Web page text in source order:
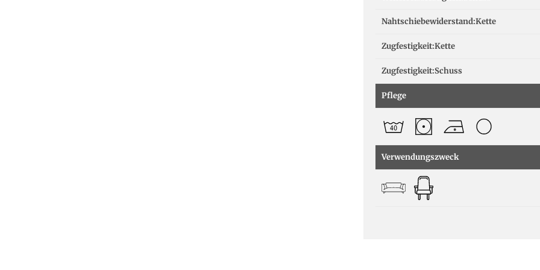
Nahtschiebewiderstand:Kette
Zugfestigkeit:Kette
Zugfestigkeit:Schuss
Pflege
Verwendungszweck